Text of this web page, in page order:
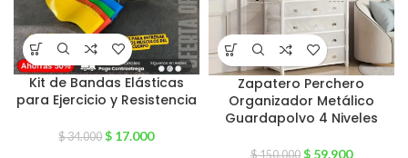
Kit de Bandas Elásticas
para Ejercicio y Resistencia
$34.000 $ 17.000
Zapatero Perchero
Organizador Metálico
Guardapolvo 4 Niveles
$150.000 $59.900